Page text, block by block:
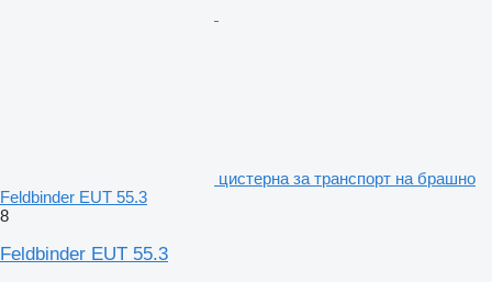
цистерна за транспорт на брашно
Feldbinder EUT 55.3
8
Feldbinder EUT 55.3